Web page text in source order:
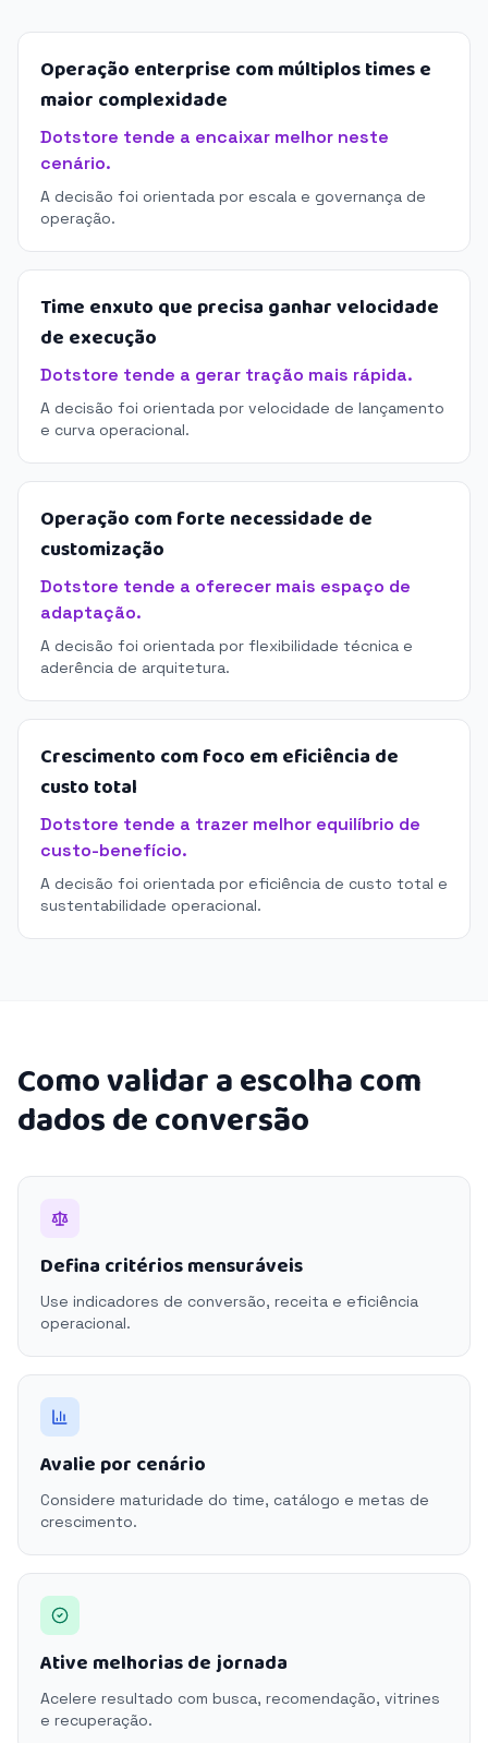
Operação enterprise com múltiplos times e
maior complexidade
Dotstore tende a encaixar melhor neste
cenário.
A decisão foi orientada por escala e governança de
operação.
Time enxuto que precisa ganhar velocidade
de execução
Dotstore tende a gerar tração mais rápida.
A decisão foi orientada por velocidade de lançamento
e curva operacional.
Operação com forte necessidade de
customização
Dotstore tende a oferecer mais espaço de
adaptação.
A decisão foi orientada por flexibilidade técnica e
aderência de arquitetura.
Crescimento com foco em eficiência de
custo total
Dotstore tende a trazer melhor equilíbrio de
custo-benefício.
A decisão foi orientada por eficiência de custo total e
sustentabilidade operacional.
Como validar a escolha com
dados de conversão
Defina critérios mensuráveis
Use indicadores de conversão, receita e eficiência
operacional.
Avalie por cenário
Considere maturidade do time, catálogo e metas de
crescimento.
Ative melhorias de jornada
Acelere resultado com busca, recomendação, vitrines
e recuperação.